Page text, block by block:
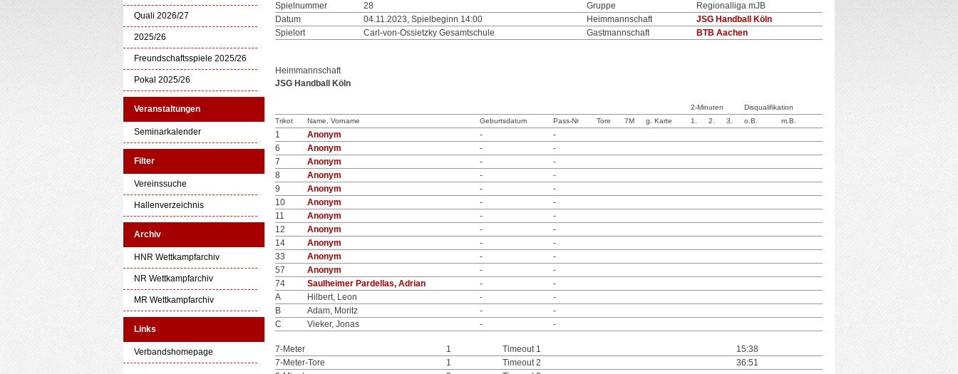
Quali 2026/27
2025/26
Freundschaftsspiele 2025/26
Pokal 2025/26
Veranstaltungen
Seminarkalender
Filter
Vereinssuche
Hallenverzeichnis
Archiv
HNR Wettkampfarchiv
NR Wettkampfarchiv
MR Wettkampfarchiv
Links
Verbandshomepage
Spielnummer 28 Gruppe
Regionalliga mJB
Datum
04.11.2023, Spielbeginn 14:00 Heimmannschaft
JSG Handball Köln
Spielort
Carl-von-Ossietzky Gesamtschule Gastmannschaft BTB Aachen
Heimmannschaft
JSG Handball Köln
2-Minuten
Disqualifikation
Trikot
Name, Vorname Geburtsdatum Pass-Nr Tore 7M g. Karte 1. 2. 3. o.B. m.B.
1 Anonym -
-
6
Anonym -
-
7
Anonym -
-
8
Anonym -
-
9
Anonym -
-
10
Anonym -
-
11
Anonym -
-
12
Anonym -
-
14
Anonym -
-
33
Anonym -
-
57
Anonym -
-
74
Saulheimer Pardellas, Adrian -
-
A
Hilbert, Leon -
-
B
Adam, Moritz -
-
C
Vieker, Jonas - -
7-Meter 1 Timeout 1
15:38
7-Meter-Tore
1 Timeout 2
36:51